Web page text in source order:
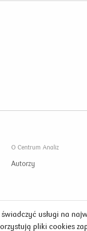
usługi na
pliki cookies
O Centrum Analiz
Autorzy